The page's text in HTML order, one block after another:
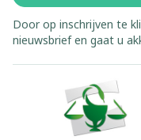
Door op inschrijven te
nieuwsbrief en gaat u